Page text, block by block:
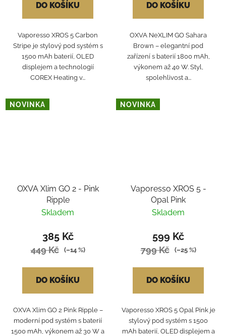
DO KOŠÍKU
Vaporesso XROS 5 Carbon
Stripe je stylový pod systém s
1500 mAh baterií, OLED
displejem a technologií
COREX Heating v...
DO KOŠÍKU
OXVA NeXLIM GO Sahara
Brown – elegantní pod
zařízení s baterií 1800 mAh,
výkonem až 40 W. Styl,
spolehlivost a...
NOVINKA
OXVA Xlim GO 2 - Pink
Ripple
Skladem
385 Kč
449 Kč (–14 %)
DO KOŠÍKU
OXVA Xlim GO 2 Pink Ripple –
moderní pod systém s baterií
1500 mAh, výkonem až 30 W a
NOVINKA
Vaporesso XROS 5 -
Opal Pink
Skladem
599 Kč
799 Kč (–25 %)
DO KOŠÍKU
Vaporesso XROS 5 Opal Pink je
stylový pod systém s 1500
mAh baterií, OLED displejem a